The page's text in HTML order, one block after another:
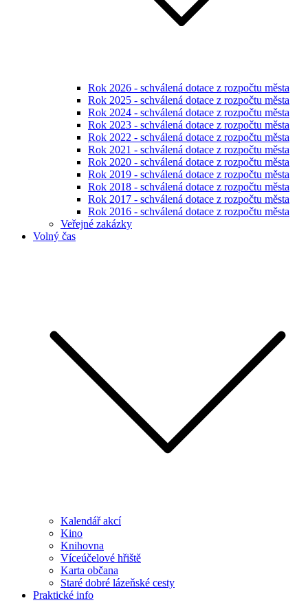
Rok 2026 - schválená dotace z rozpočtu města
Rok 2025 - schválená dotace z rozpočtu města
Rok 2024 - schválená dotace z rozpočtu města
Rok 2023 - schválená dotace z rozpočtu města
Rok 2022 - schválená dotace z rozpočtu města
Rok 2021 - schválená dotace z rozpočtu města
Rok 2020 - schválená dotace z rozpočtu města
Rok 2019 - schválená dotace z rozpočtu města
Rok 2018 - schválená dotace z rozpočtu města
Rok 2017 - schválená dotace z rozpočtu města
Rok 2016 - schválená dotace z rozpočtu města
Veřejné zakázky
Volný čas
Kalendář akcí
Kino
Knihovna
Víceúčelové hřiště
Karta občana
Staré dobré lázeňské cesty
Praktické info